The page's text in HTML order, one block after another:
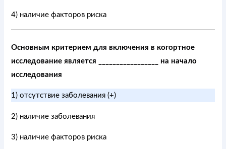
4) наличие факторов риска
Основным критерием для включения в когортное
исследование является _________________ на начало
исследования
1) отсутствие заболевания (+)
2) наличие заболевания
3) наличие факторов риска